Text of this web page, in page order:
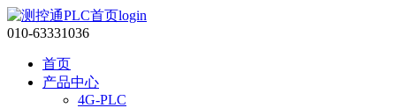
010-63331036
首页
产品中心
4G-PLC